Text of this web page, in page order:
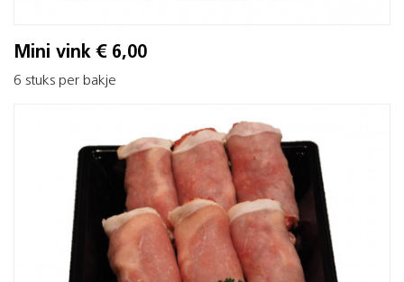
Mini vink € 6,00
6 stuks per bakje